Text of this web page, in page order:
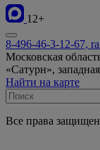
12+
8-496-46-3-12-67,
Московская
«Сатурн»,
Найти на карте
Все права